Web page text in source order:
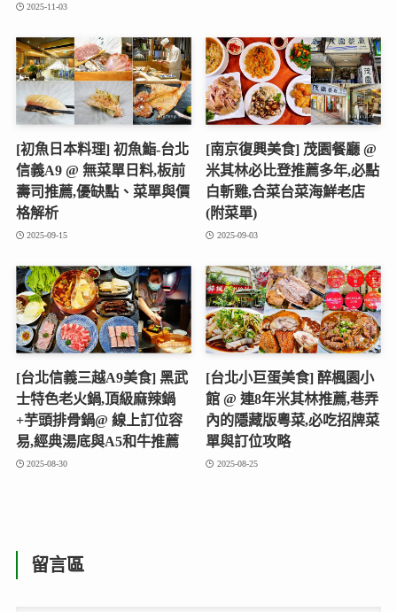
2025-11-03
[初魚日本料理] 初魚鮨-台北
信義A9 @ 無菜單日料,板前
壽司推薦,優缺點、菜單與價
格解析
2025-09-15
[南京復興美食] 茂園餐廳 @
米其林必比登推薦多年,必點
白斬雞,合菜台菜海鮮老店
(附菜單)
2025-09-03
[台北信義三越A9美食] 黑武
士特色老火鍋,頂級麻辣鍋
+芋頭排骨鍋@ 線上訂位容
易,經典湯底與A5和牛推薦
2025-08-30
[台北小巨蛋美食] 醉楓園小
館 @ 連8年米其林推薦,巷弄
內的隱藏版粵菜,必吃招牌菜
單與訂位攻略
2025-08-25
留言區